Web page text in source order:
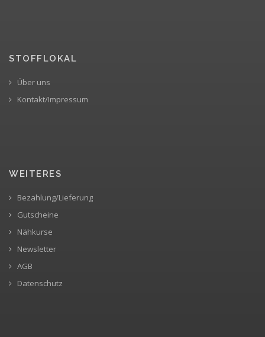
STOFFLOKAL
Über uns
Kontakt/Impressum
WEITERES
Bezahlung/Lieferung
Gutscheine
Nähkurse
Newsletter
AGB
Datenschutz